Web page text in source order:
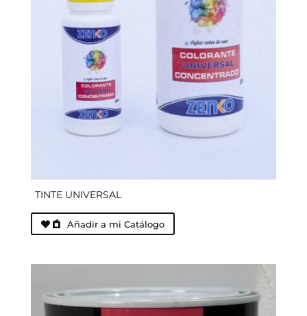
TINTE UNIVERSAL
Añadir a mi Catálogo